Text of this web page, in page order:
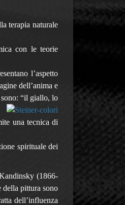
terapia naturale
con le teorie
l’aspetto
dell’anima e
sono: “il giallo, lo
una tecnica di
spirituale dei
(1866-
della pittura sono
dell’influenza